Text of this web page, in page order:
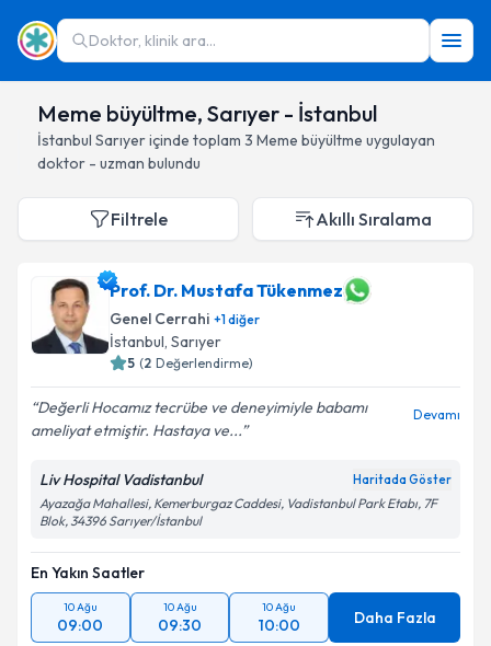
Doktor, klinik ara...
Meme büyültme, Sarıyer - İstanbul
İstanbul Sarıyeriçinde toplam 3 Meme büyültme uygulayan
doktor - uzman bulundu
Filtrele Akıllı Sıralama
Prof. Dr. Mustafa Tükenmez
Genel Cerrahi +1diğer
İstanbul, Sarıyer
5 (2 Değerlendirme)
Değerli Hocamız tecrübe ve deneyimiyle babamı
ameliyat etmiştir. Hastaya ve...
Devamı
Liv Hospital Vadistanbul Haritada Göster
Ayazağa Mahallesi, Kemerburgaz Caddesi, Vadistanbul Park Etabı, 7F
Blok, 34396 Sarıyer/İstanbul
En Yakın Saatler
10 Ağu
09:00
10 Ağu
09:30
10 Ağu
10:00 Daha Fazla